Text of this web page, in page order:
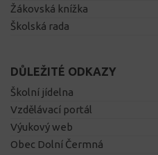
Žákovská knížka
Školská rada
DŮLEŽITÉ ODKAZY
Školní jídelna
Vzdělávací portál
Výukový web
Obec Dolní Čermná